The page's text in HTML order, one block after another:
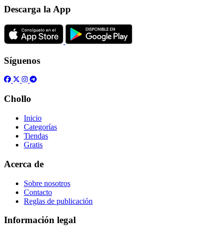
Descarga la App
Síguenos
Chollo
Inicio
Categorías
Tiendas
Gratis
Acerca de
Sobre nosotros
Contacto
Reglas de publicación
Información legal